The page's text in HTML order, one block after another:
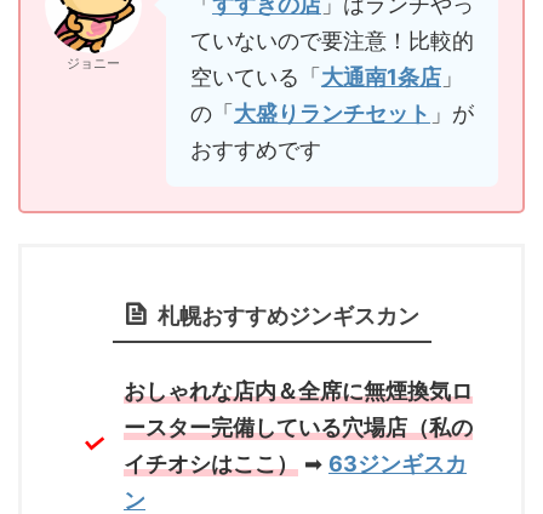
ジョニー
ていないので要注意！比較的
空いている「 大通南1条店 」
の「 大盛りランチセット 」が
おすすめです
札幌おすすめジンギスカン
おしゃれな店内＆全席に無煙換気ロ
ースター完備している穴場店（私の
イチオシはここ） ➡ 63ジンギスカ
ン